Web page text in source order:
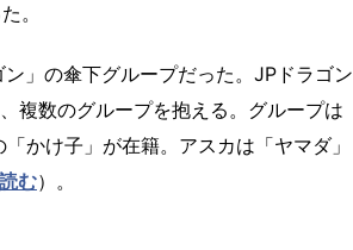
。
」の傘下グループだった。JPドラゴン
複数のグループを抱える。グループは
かけ子」が在籍。アスカは「ヤマダ」
む）。